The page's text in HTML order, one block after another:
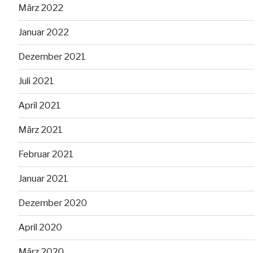
März 2022
Januar 2022
Dezember 2021
Juli 2021
April 2021
März 2021
Februar 2021
Januar 2021
Dezember 2020
April 2020